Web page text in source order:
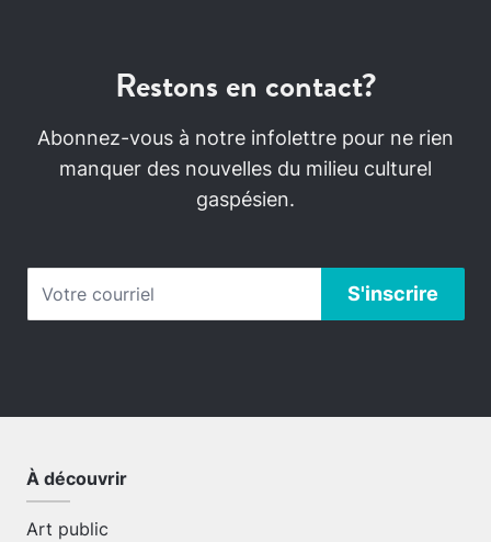
Restons en contact?
Abonnez-vous à notre infolettre pour ne rien
manquer des nouvelles du milieu culturel
gaspésien.
À découvrir
Art public